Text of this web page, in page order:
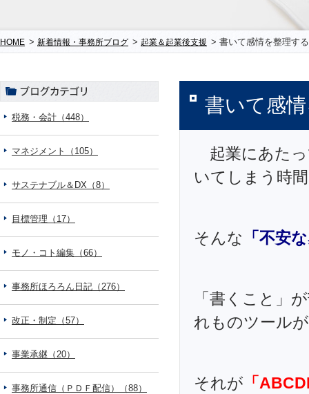
HOME > 新着情報・事務所ブログ > 起業＆起業後支援 > 書いて感情を整理す
書いて感
起業にあたっ
いてしまう時
そんな 「不安
「書くこと」
れものツール
それが 「
税務・会計（448）
マネジメント（105）
サステナブル＆DX（8）
目標管理（17）
モノ・コト編集（66）
事務所ほろろん日記（276）
改正・制定（57）
事業承継（20）
事務所通信（ＰＤＦ配信）（88）